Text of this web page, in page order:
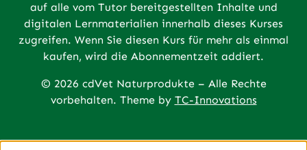
auf alle vom Tutor bereitgestellten Inhalte und
digitalen Lernmaterialien innerhalb dieses Kurses
zugreifen. Wenn Sie diesen Kurs für mehr als einmal
kaufen, wird die Abonnementzeit addiert.
© 2026 cdVet Naturprodukte – Alle Rechte
vorbehalten. Theme by TC-Innovations